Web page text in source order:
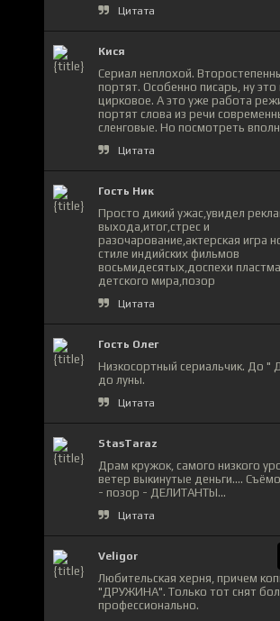
Цитата
Кися
Сериал неплохой.
портят. Особенно писарь, ну
цирковое. А это уже работа
портят слова из речи
сленговые. Но посмотреть
Цитата
Гость Ник
Просто дикий ужас,увидел
выхода,итог,стрес и
разочарование,актерская игра
стиле индийских фильмов
восьмидесятых,доспехи
детского мира,позор
Цитата
Гость Олег
Низкосортный сериальчик. До "
до луны.
Цитата
StasTaraz
Драм кружок, самого низкого
ветер выкинутые деньги....
- позор - ДЕЛИТАНТЫ...
Цитата
Veligor
Любительская херня, причем
"ДРУЖИНА". Только тот снят
профессионально.